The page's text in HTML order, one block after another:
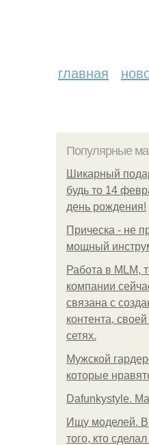
главная
Популярные
Шикарный
будь то 14
день рождения!
Прическа - не
мощный
Работа в MLM,
компании
связана с
контента,
сетях.
Мужской
которые
Dafunkystyle.
Ищу моделей. В
того, кто